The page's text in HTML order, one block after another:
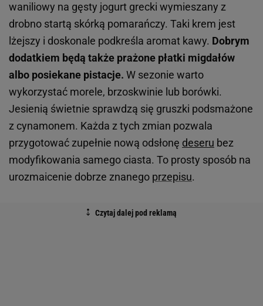
waniliowy na gęsty jogurt grecki wymieszany z
drobno startą skórką pomarańczy. Taki krem jest
lżejszy i doskonale podkreśla aromat kawy. Dobrym
dodatkiem będą także prażone płatki migdałów
albo posiekane pistacje. W sezonie warto
wykorzystać morele, brzoskwinie lub borówki.
Jesienią świetnie sprawdzą się gruszki podsmażone
z cynamonem. Każda z tych zmian pozwala
przygotować zupełnie nową odsłonę deseru bez
modyfikowania samego ciasta. To prosty sposób na
urozmaicenie dobrze znanego przepisu.